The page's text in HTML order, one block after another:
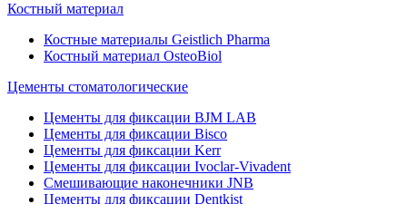
Костный материал
Костные материалы Geistlich Pharma
Костный материал OsteoBiol
Цементы стоматологические
Цементы для фиксации BJM LAB
Цементы для фиксации Bisco
Цементы для фиксации Kerr
Цементы для фиксации Ivoclar-Vivadent
Смешивающие наконечники JNB
Цементы для фиксации Dentkist